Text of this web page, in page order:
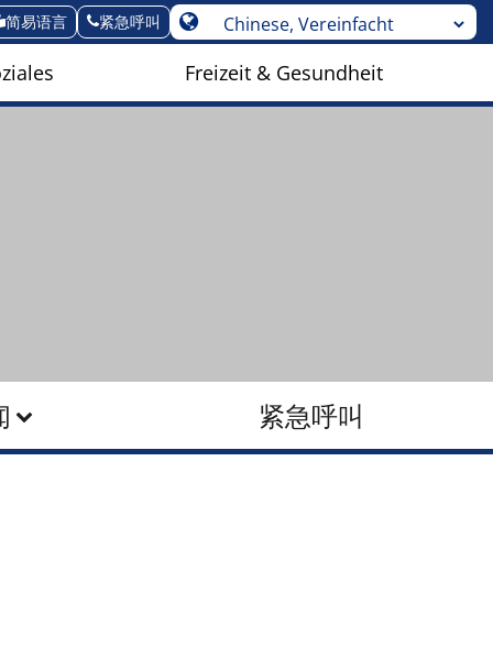
简易语言 紧急呼叫
Freizeit & Gesundheit
紧急呼叫